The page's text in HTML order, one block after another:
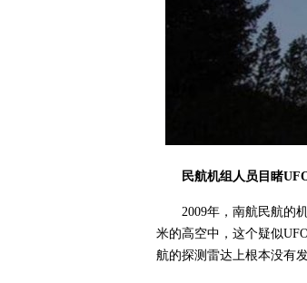
民航机组人员目睹
2009年，南航民航的
米的高空中，这个疑似
航的探测雷达上根本没有